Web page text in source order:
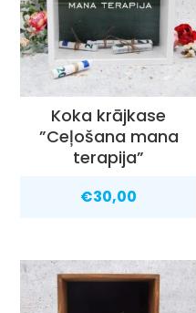
Koka krājkase
”Ceļošana mana
terapija”
€30,00